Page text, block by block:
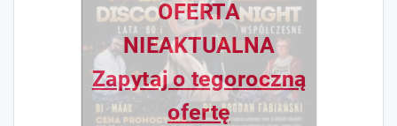
OFERTA
NIEAKTUALNA
Zapytaj o tegoroczną
ofertę